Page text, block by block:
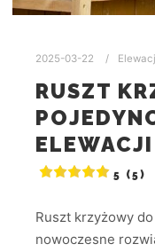
2025-03-22
RUSZT
5 (5)
Ruszt krzyżowy
nowoczesne